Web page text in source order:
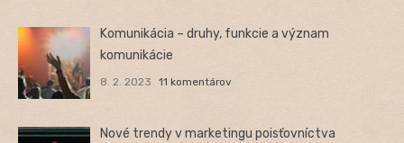
Komunikácia – druhy, funkcie a význam
komunikácie
8. 2. 2023 11 komentárov
Nové trendy v marketingu poisťovníctva